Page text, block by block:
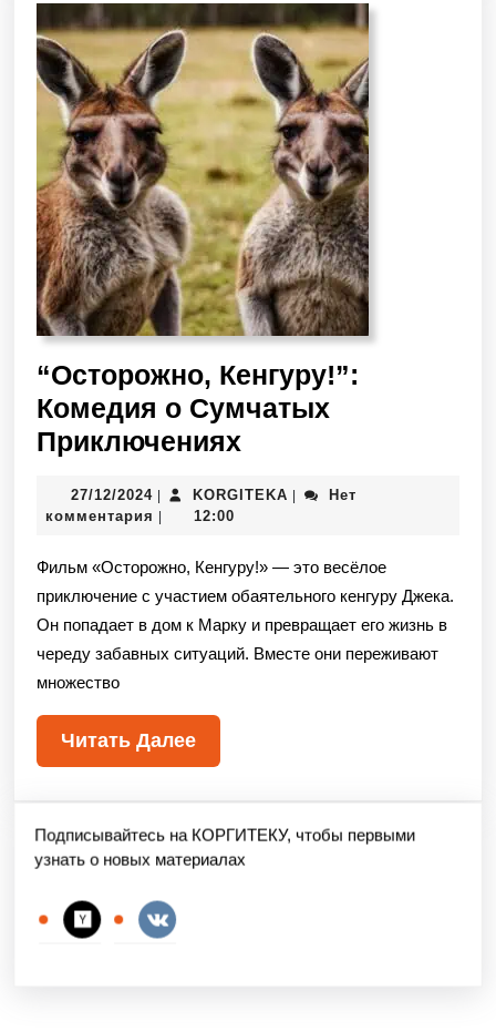
“Осторожно, Кенгуру!”:
Комедия о Сумчатых
Приключениях
27/12/2024 KORGITEKA
Нет
комментария
12:00
Фильм «Осторожно, Кенгуру!» — это весёлое
приключение с участием обаятельного кенгуру Джека.
Он попадает в дом к Марку и превращает его жизнь в
череду забавных ситуаций. Вместе они переживают
множество
Читать Далее
Подписывайтесь на КОРГИТЕКУ, чтобы первыми
узнать о новых материалах